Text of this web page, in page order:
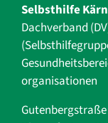
Selbsthilfe
Dachverband
organisationen